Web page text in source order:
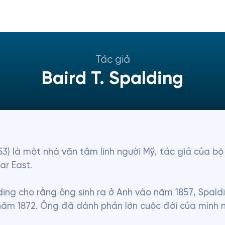
Tác giả
Baird T. Spalding
là một nhà văn tâm linh người Mỹ, tác giả của
East.
cho rằng ông sinh ra ở Anh vào năm 1857,
1872. Ông đã dành phần lớn cuộc đời của mình
thăm Viễn Đông lần đầu tiên vào cuối những